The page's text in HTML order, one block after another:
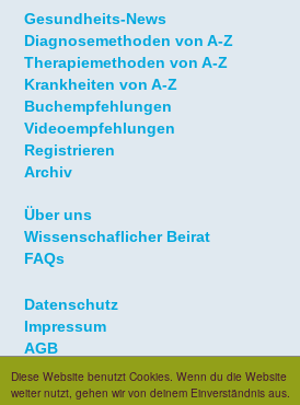
Diese Website benutzt Cookies. Wenn du die Website
weiter nutzt, gehen wir von deinem Einverständnis aus.
Gesundheits-News
Diagnosemethoden von A-Z
Therapiemethoden von A-Z
Krankheiten von A-Z
Buchempfehlungen
Videoempfehlungen
Registrieren
Archiv
Über uns
Wissenschaflicher Beirat
FAQs
Datenschutz
Impressum
AGB